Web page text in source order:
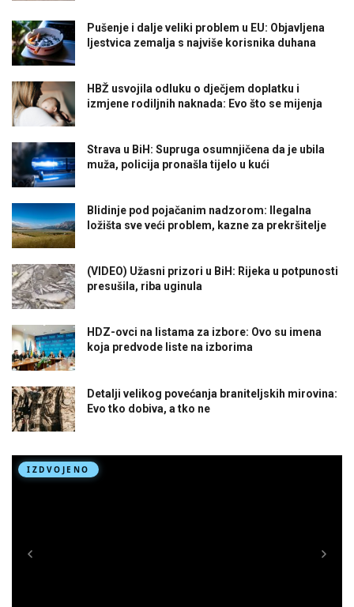
Pušenje i dalje veliki problem u EU: Objavljena
ljestvica zemalja s najviše korisnika duhana
HBŽ usvojila odluku o dječjem doplatku i
izmjene rodiljnih naknada: Evo što se mijenja
Strava u BiH: Supruga osumnjičena da je ubila
muža, policija pronašla tijelo u kući
Blidinje pod pojačanim nadzorom: Ilegalna
ložišta sve veći problem, kazne za prekršitelje
(VIDEO) Užasni prizori u BiH: Rijeka u potpunosti
presušila, riba uginula
HDZ-ovci na listama za izbore: Ovo su imena
koja predvode liste na izborima
Detalji velikog povećanja braniteljskih mirovina:
Evo tko dobiva, a tko ne